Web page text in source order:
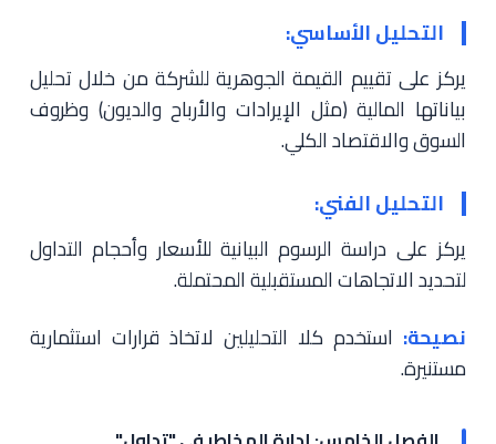
التحليل الأساسي:
يركز على تقييم القيمة الجوهرية للشركة من خلال تحليل
بياناتها المالية (مثل الإيرادات والأرباح والديون) وظروف
السوق والاقتصاد الكلي.
التحليل الفني:
يركز على دراسة الرسوم البيانية للأسعار وأحجام التداول
لتحديد الاتجاهات المستقبلية المحتملة.
نصيحة: استخدم كلا التحليلين لاتخاذ قرارات استثمارية
مستنيرة.